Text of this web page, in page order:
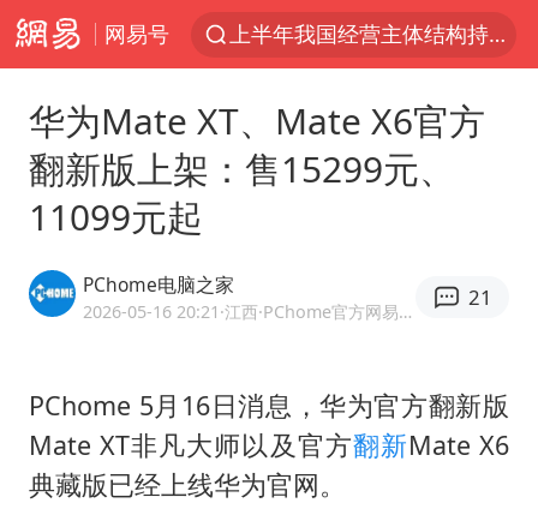
网易号
上半年我国经营主体结构持续优化
王艺迪2-4不敌张本美和止步4强
上门女婿出轨女邻居多年被判重婚罪
王传君 《披荆斩棘》
2025年小学教师减少13.19万
华为Mate XT、Mate X6官方
翻新版上架：售15299元、
11099元起
PChome电脑之家
2026-05-16 20:21 ·江西 ·PChome官方网易号
21
PChome 5月16日消息，华为官方翻新版
Mate XT非凡大师以及官方翻新Mate X6
典藏版已经上线华为官网。